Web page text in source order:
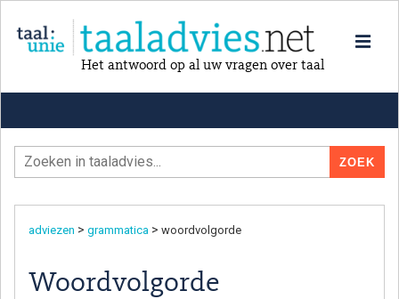
Het antwoord op al uw vragen over taal
adviezen > grammatica > woordvolgorde
Woordvolgorde